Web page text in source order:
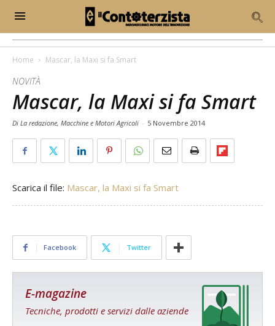
Home Mascar, la Maxi si fa Smart
NOVITÀ
Mascar, la Maxi si fa Smart
Di La redazione, Macchine e Motori Agricoli - 5 Novembre 2014
Scarica il file: Mascar, la Maxi si fa Smart
Facebook Twitter
E-magazine
Tecniche, prodotti e servizi dalle aziende